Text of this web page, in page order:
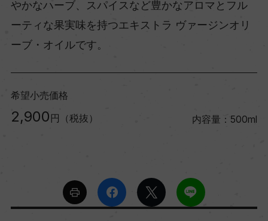
やかなハーブ、スパイスなど豊かなアロマとフル
ーティな果実味を持つエキストラ ヴァージンオリ
ーブ・オイルです。
希望小売価格
2,900 円（税抜） 内容量：500ml